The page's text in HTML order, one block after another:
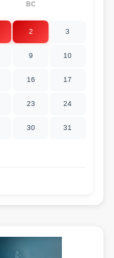
ВС
2 3
9 10
16 17
23 24
30 31